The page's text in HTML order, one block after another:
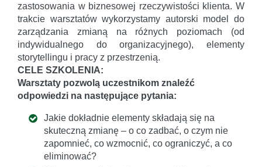
zastosowania w biznesowej rzeczywistości klienta. W
trakcie warsztatów wykorzystamy autorski model do
zarządzania zmianą na różnych poziomach (od
indywidualnego do organizacyjnego), elementy
storytellingu i pracy z przestrzenią.
CELE SZKOLENIA:
Warsztaty pozwolą uczestnikom znaleźć
odpowiedzi na następujące pytania:
Jakie dokładnie elementy składają się na
skuteczną zmianę – o co zadbać, o czym nie
zapomnieć, co wzmocnić, co ograniczyć, a co
eliminować?